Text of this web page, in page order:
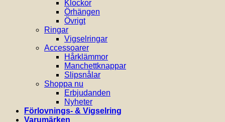
Klockor
Örhängen
Övrigt
Ringar
Vigselringar
Accessoarer
Hårklämmor
Manchettknappar
Slipsnålar
Shoppa nu
Erbjudanden
Nyheter
Förlovnings- & Vigselring
Varumärken